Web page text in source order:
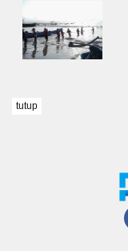
tutup